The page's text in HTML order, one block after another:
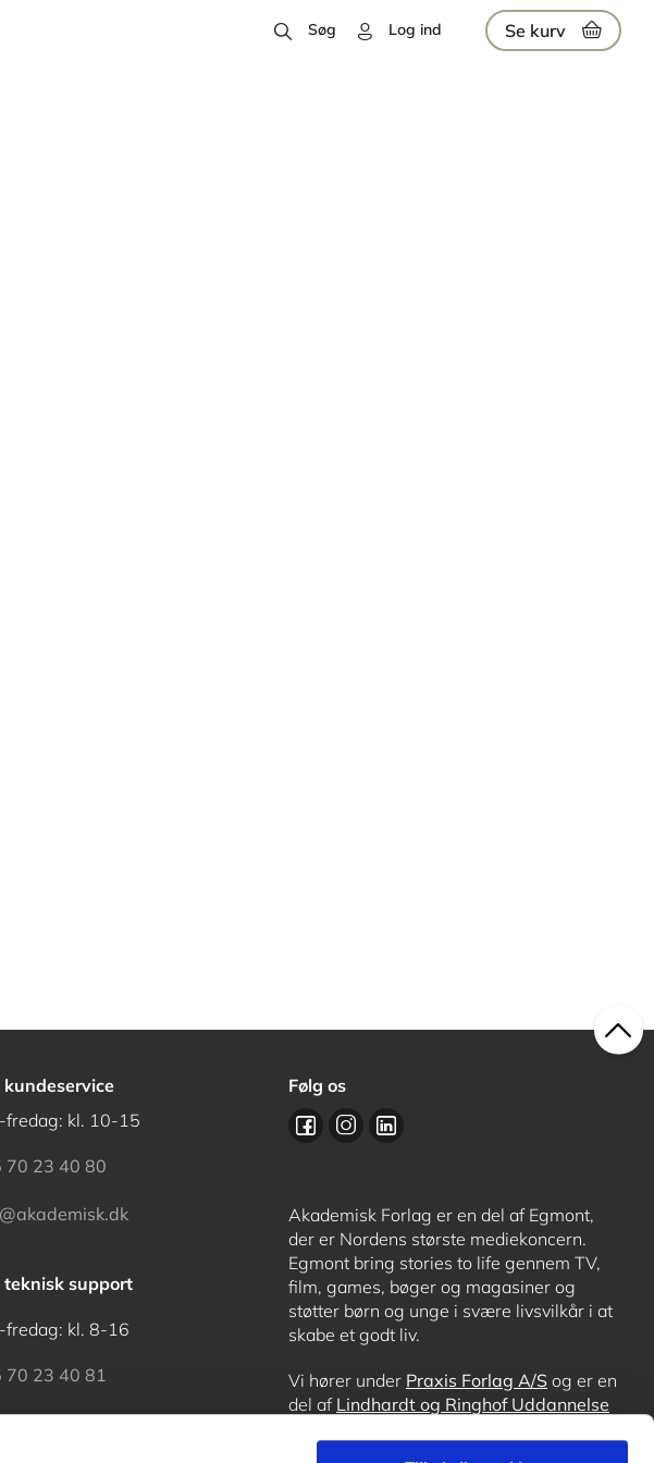
Søg Log ind Se kurv
fredag: kl. 10-15
70 23 40 80
support
fredag: kl. 8-16
70 23 40 81
Følg os
Akademisk Forlag er en del af Egmont,
der er Nordens største mediekoncern.
Egmont bring stories to life gennem TV,
film, games, bøger og magasiner og
støtter børn og unge i svære livsvilkår i at
skabe et godt liv.
Vi hører under Praxis Forlag A/S og er en
del af Lindhardt og Ringhof Uddannelse